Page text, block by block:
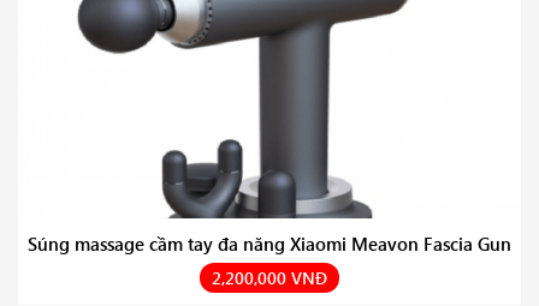
Súng massage cầm tay đa năng Xiaomi Meavon Fascia Gun
2,200,000 VNĐ